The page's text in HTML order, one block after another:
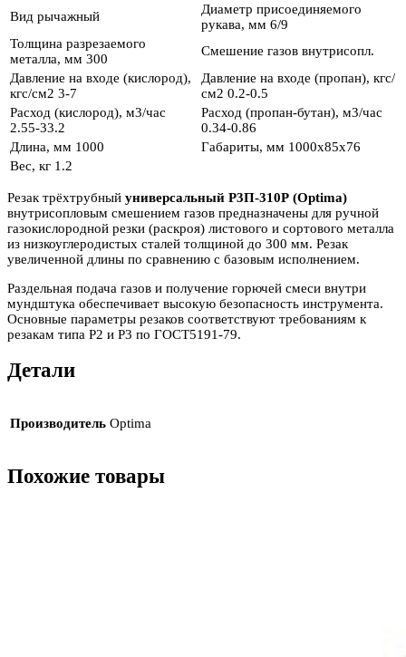
Вид рычажный
Диаметр присоединяемого
рукава, мм 6/9
Толщина разрезаемого
металла, мм 300
Смешение газов внутрисопл.
Давление на входе (кислород),
кгс/см2 3-7
Давление на входе (пропан), кгс/
см2 0.2-0.5
Расход (кислород), м3/час
2.55-33.2
Расход (пропан-бутан), м3/час
0.34-0.86
Длина, мм 1000 Габариты, мм 1000x85x76
Вес, кг 1.2
Резак трёхтрубный универсальный Р3П-310Р (Optima)
внутрисопловым смешением газов предназначены для ручной
газокислородной резки (раскроя) листового и сортового металла
из низкоуглеродистых сталей толщиной до 300 мм. Резак
увеличенной длины по сравнению с базовым исполнением.
Раздельная подача газов и получение горючей смеси внутри
мундштука обеспечивает высокую безопасность инструмента.
Основные параметры резаков соответствуют требованиям к
резакам типа Р2 и Р3 по ГОСТ5191-79.
Детали
Производитель Optima
Похожие товары